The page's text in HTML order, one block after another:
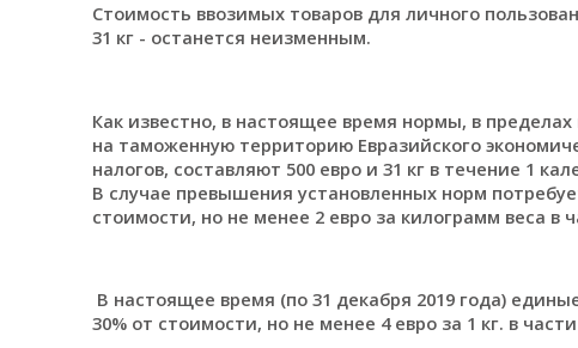
Стоимость ввозимых товаров для личного
31 кг - останется неизменным.
Как известно, в настоящее время нормы, в
на таможенную территорию Евразийского
налогов, составляют 500 евро и 31 кг в течение 1
В случае превышения установленных норм
стоимости, но не менее 2 евро за килограмм веса
В настоящее время (по 31 декабря 2019 года)
30% от стоимости, но не менее 4 евро за 1 кг. в